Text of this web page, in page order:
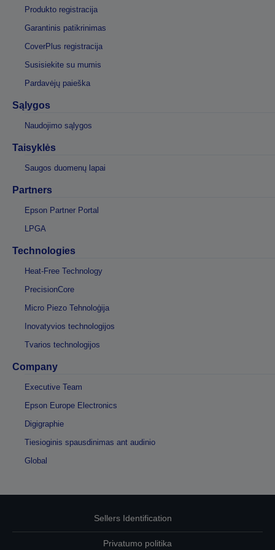
Produkto registracija
Garantinis patikrinimas
CoverPlus registracija
Susisiekite su mumis
Pardavėjų paieška
Sąlygos
Naudojimo sąlygos
Taisyklės
Saugos duomenų lapai
Partners
Epson Partner Portal
LPGA
Technologies
Heat-Free Technology
PrecisionCore
Micro Piezo Tehnoloģija
Inovatyvios technologijos
Tvarios technologijos
Company
Executive Team
Epson Europe Electronics
Digigraphie
Tiesioginis spausdinimas ant audinio
Global
Sellers Identification
Privatumo politika